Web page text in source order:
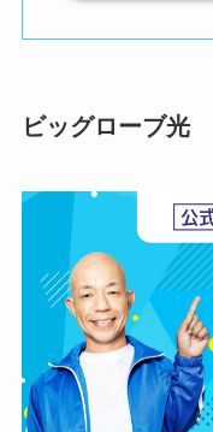
ビッグローブ光